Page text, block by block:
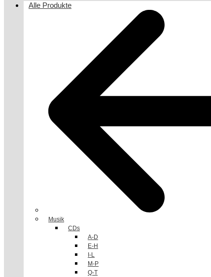
Alle Produkte
Musik
CDs
A-D
E-H
I-L
M-P
Q-T